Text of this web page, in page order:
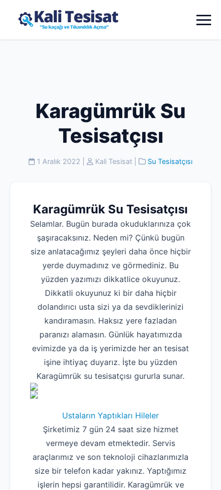
Karagümrük Su
Tesisatçısı
1 Aralık 2022 Kali Tesisat Su Tesisatçısı
Karagümrük Su Tesisatçısı
Selamlar. Bugün burada okuduklarınıza çok
şaşıracaksınız. Neden mi? Çünkü bugün
size anlatacağımız şeyleri daha önce hiçbir
yerde duymadınız ve görmediniz. Bu
yüzden yazımızı dikkatlice okuyunuz.
Dikkatli okuyunuz ki bir daha hiçbir
dolandırıcı usta sizi ya da sevdiklerinizi
kandıramasın. Haksız yere fazladan
paranızı alamasın. Günlük hayatımızda
evimizde ya da iş yerimizde her an tesisat
işine ihtiyaç duyarız. İşte bu yüzden
Karagümrük su tesisatçısı gururla sunar.
Ustaların Yaptıkları Hileler
Şirketimiz 7 gün 24 saat size hizmet
vermeye devam etmektedir. Servis
araçlarımız ve son teknoloji cihazlarımızla
size bir telefon kadar yakınız. Yaptığımız
işlerin hepsi garantilidir. Karagümrük ve